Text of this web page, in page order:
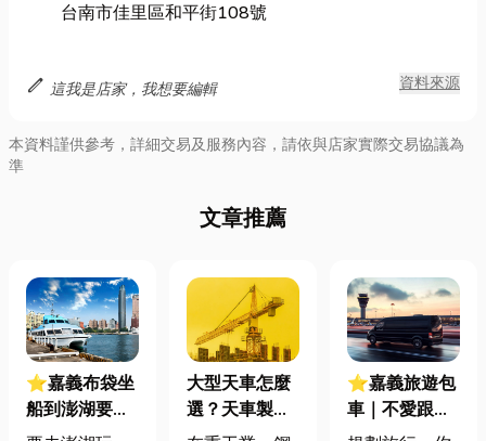
台南市佳里區和平街108號
edit 這我是店家，我想要編輯 資料來源
本資料謹供參考，詳細交易及服務內容，請依與店家實際交易協議為
準
文章推薦
⭐嘉義布袋坐
船到澎湖要多
久？一篇教你
大型天車怎麼
選？天車製造
流程與選購重
⭐嘉義旅遊包
車｜不愛跟
團、不愛自